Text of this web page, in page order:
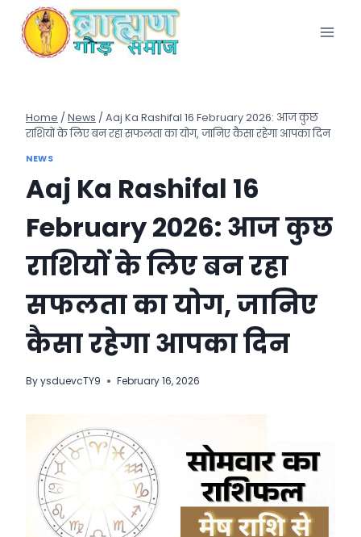
content
Home / News / Aaj Ka Rashifal 16 February 2026: आज कुछ
राशियों के लिए बन रहा सफलता का योग, जानिए कैसा रहेगा आपका दिन
NEWS
Aaj Ka Rashifal 16
February 2026: आज कुछ
राशियों के लिए बन रहा
सफलता का योग, जानिए
कैसा रहेगा आपका दिन
ByysduevcTY9 February 16, 2026